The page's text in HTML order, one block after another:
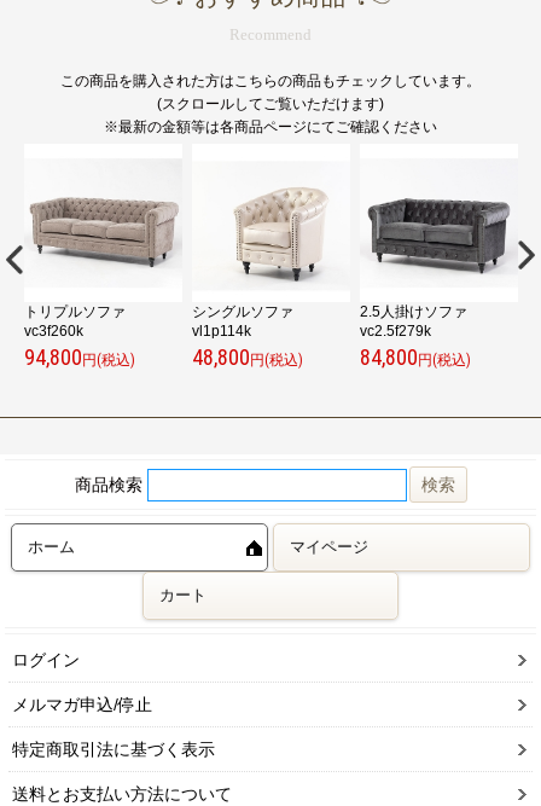
Recommend
この商品を購入された方はこちらの商品もチェックしています。
(スクロールしてご覧いただけます)
※最新の金額等は各商品ページにてご確認ください
トリプルソファ
vc3f260k
94,800 円(税込)
シングルソファ
vl1p114k
48,800 円(税込)
2.5人掛けソファ
vc2.5f279k
84,800 円(税込)
商品検索
ホーム マイページ
カート
ログイン
メルマガ申込/停止
特定商取引法に基づく表示
送料とお支払い方法について